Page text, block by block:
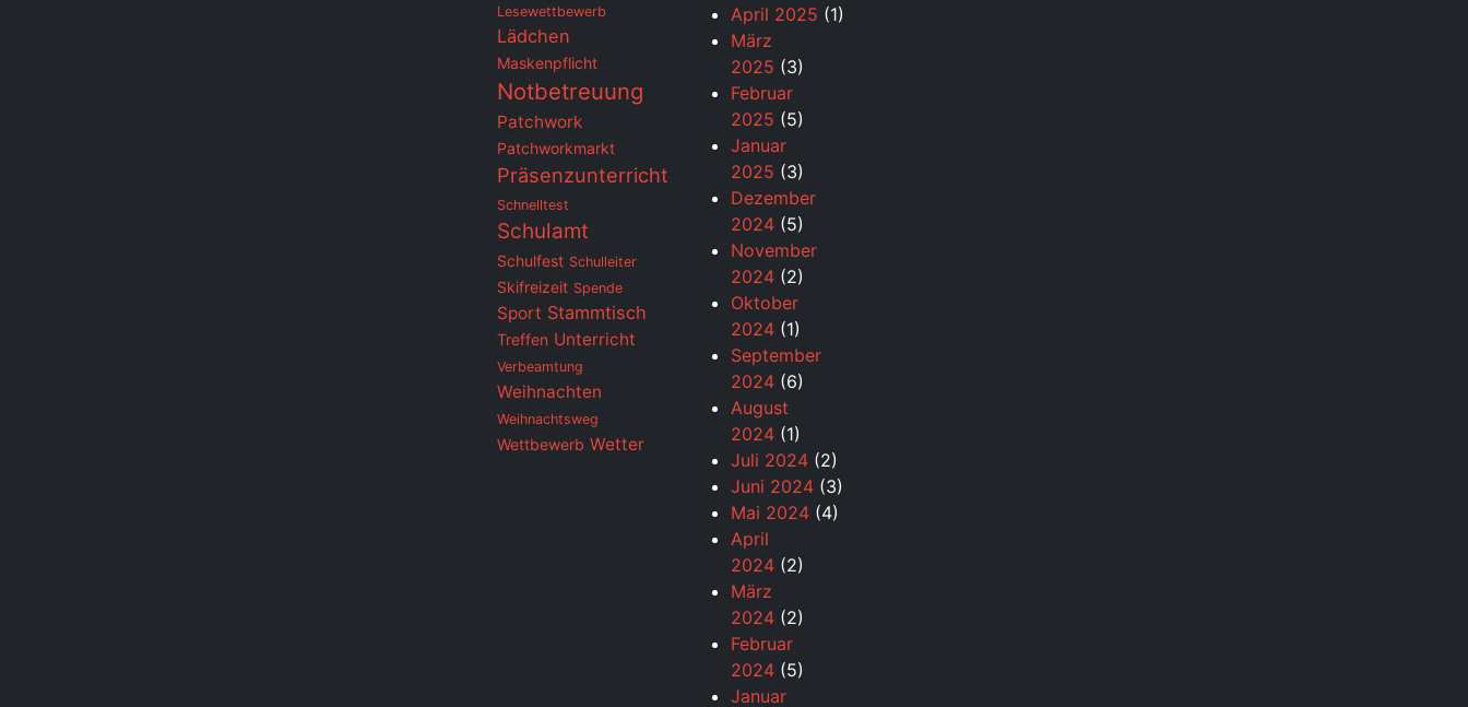
Lesewettbewerb
Lädchen
Maskenpflicht
Notbetreuung
Patchwork
Patchworkmarkt
Präsenzunterricht
Schnelltest
Schulamt
Schulfest Schulleiter
Skifreizeit Spende
Sport Stammtisch
Treffen Unterricht
Verbeamtung
Weihnachten
Weihnachtsweg
Wettbewerb Wetter
April 2025 (1)
März
2025 (3)
Februar
2025 (5)
Januar
2025 (3)
Dezember
2024(5)
November
2024(2)
Oktober
2024(1)
September
2024(6)
August
2024(1)
Juli 2024(2)
Juni 2024(3)
Mai 2024(4)
April
2024(2)
März
2024(2)
Februar
2024(5)
Januar